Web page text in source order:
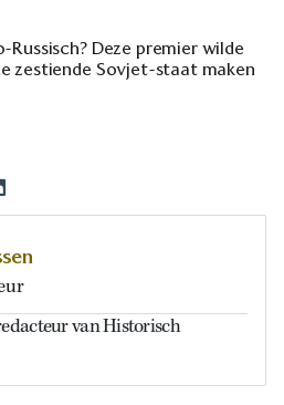
Russisch? Deze premier wilde
zestiende Sovjet-staat maken
van Historisch